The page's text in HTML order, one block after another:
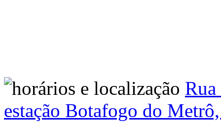
estação Botafogo do